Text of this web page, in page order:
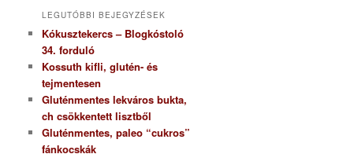
LEGUTÓBBI BEJEGYZÉSEK
Kókusztekercs – Blogkóstoló
34. forduló
Kossuth kifli, glutén- és
tejmentesen
Gluténmentes lekváros bukta,
ch csökkentett lisztből
Gluténmentes, paleo “cukros”
fánkocskák